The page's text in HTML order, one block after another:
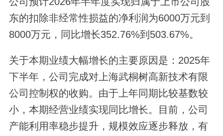
东的扣除非经常性损益的净利润为6000万元到
8000万元，同比增长352.76%到503.67%。
关于本期业绩大幅增长的主要原因是：2025年
下半年，公司完成对上海武桐树高新技术有限
公司控制权的收购。由于上年同期比较基数较
小，本期经营业绩实现同比增长。目前，公司
产能利用率稳步提升，规模效应逐步释放，有